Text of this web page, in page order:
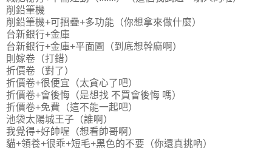
削鉛筆機
削鉛筆機+可摺疊+多功能（你想拿來做什麼）
台新銀行+金庫
台新銀行+金庫+平面圖（到底想幹麻啊）
則嫁卷（打錯）
折價卷（對了）
折價卷+很便宜（太貪心了吧）
折價卷+會後悔（是想找 不買會後悔 嗎）
折價卷+免費（這不能一起吧）
池袋太陽城王子（誰啊）
我覺得+好帥喔（想看帥哥啊）
貓+領養+很乖+短毛+黑色的不要（你還真挑吶）